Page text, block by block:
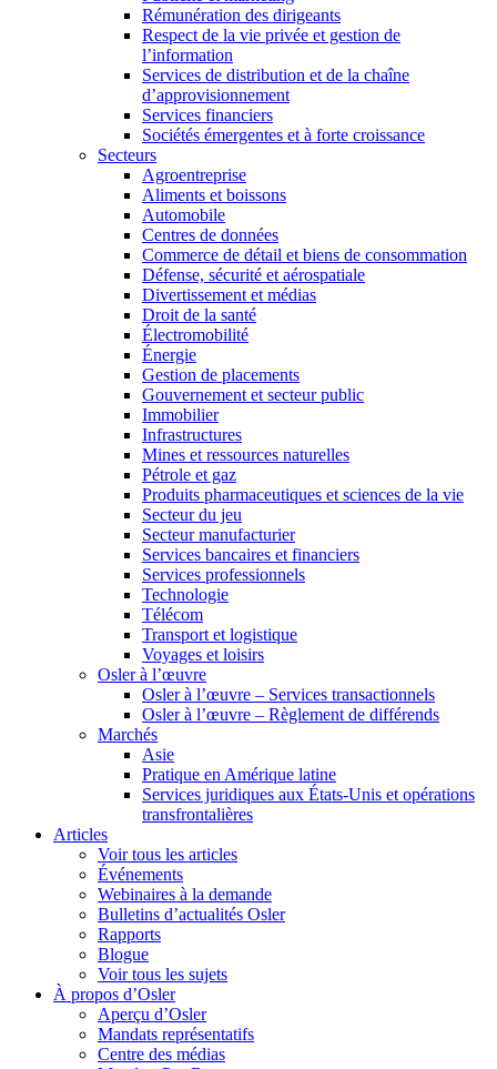
Rémunération des dirigeants
Respect de la vie privée et gestion de
l’information
Services de distribution et de la chaîne
d’approvisionnement
Services financiers
Sociétés émergentes et à forte croissance
Secteurs
Agroentreprise
Aliments et boissons
Automobile
Centres de données
Commerce de détail et biens de consommation
Défense, sécurité et aérospatiale
Divertissement et médias
Droit de la santé
Électromobilité
Énergie
Gestion de placements
Gouvernement et secteur public
Immobilier
Infrastructures
Mines et ressources naturelles
Pétrole et gaz
Produits pharmaceutiques et sciences de la vie
Secteur du jeu
Secteur manufacturier
Services bancaires et financiers
Services professionnels
Technologie
Télécom
Transport et logistique
Voyages et loisirs
Osler à l’œuvre
Osler à l’œuvre – Services transactionnels
Osler à l’œuvre – Règlement de différends
Marchés
Asie
Pratique en Amérique latine
Services juridiques aux États-Unis et opérations
transfrontalières
Articles
Voir tous les articles
Événements
Webinaires à la demande
Bulletins d’actualités Osler
Rapports
Blogue
Voir tous les sujets
À propos d’Osler
Aperçu d’Osler
Mandats représentatifs
Centre des médias